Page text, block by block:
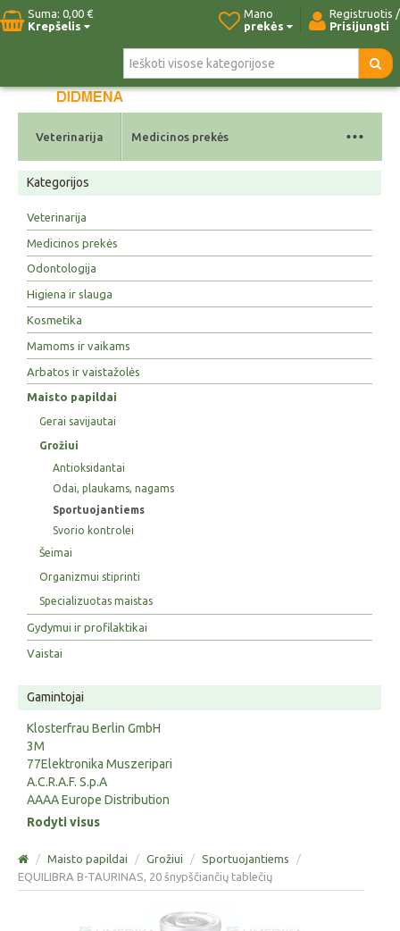
Suma: 0,00 €
Krepšelis
Registruotis /
Prisijungti
Mano
prekės
Pradžia Naujos prekės Kontaktai
Veterinarija Medicinos prekės ...
Kategorijos
Veterinarija
Medicinos prekės
Odontologija
Higiena ir slauga
Kosmetika
Mamoms ir vaikams
Arbatos ir vaistažolės
Maisto papildai
Gerai savijautai
Grožiui
Antioksidantai
Odai, plaukams, nagams
Sportuojantiems
Svorio kontrolei
Šeimai
Organizmui stiprinti
Specializuotas maistas
Gydymui ir profilaktikai
Vaistai
Gamintojai
Klosterfrau Berlin GmbH
3M
77Elektronika Muszeripari
A.C.R.A.F. S.p.A
AAAA Europe Distribution
Rodyti visus
/ Maisto papildai / Grožiui / Sportuojantiems
/
EQUILIBRA B-TAURINAS, 20 šnypščiančių tablečių